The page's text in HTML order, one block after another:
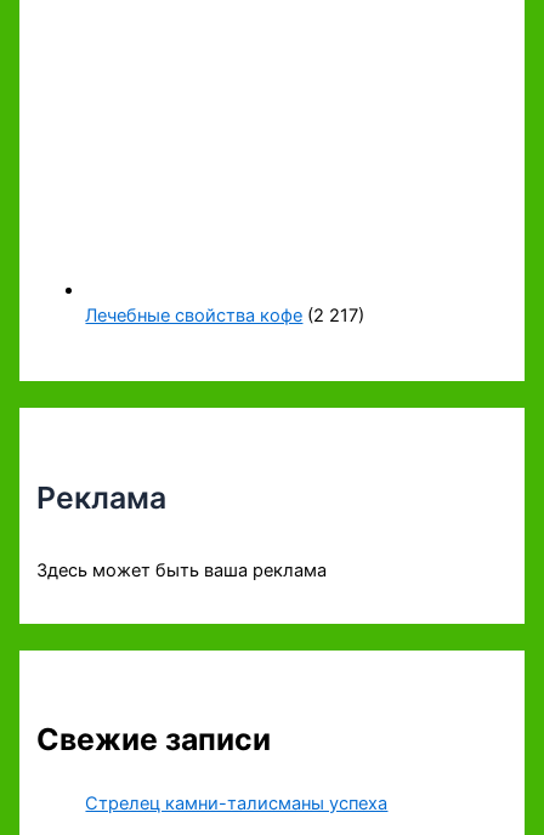
Лечебные свойства кофе (2 217)
Реклама
Здесь может быть ваша реклама
Свежие записи
Стрелец камни-талисманы успеха